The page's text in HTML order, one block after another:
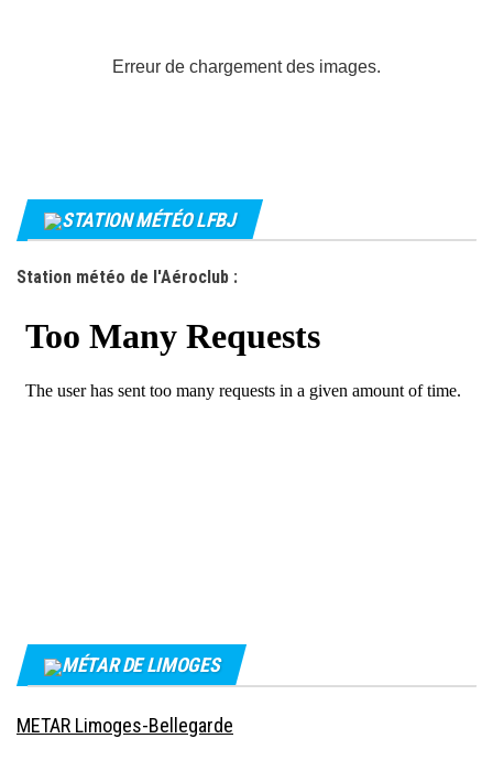
Erreur de chargement des images.
STATION MÉTÉO LFBJ
Station météo de l'Aéroclub :
MÉTAR DE LIMOGES
METAR Limoges-Bellegarde